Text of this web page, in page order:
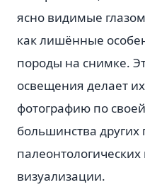
ясно видимые
как лишённые
породы на снимке.
освещения делает
фотографию по
большинства других
визуализации.